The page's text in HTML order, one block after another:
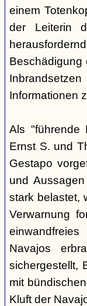
einem
der Leiterin
Beschädigung
Informationen
Als "führende
Ernst S. und
Gestapo
und
stark belastet,
Verwarnung
Navajos
sichergestellt,
mit
Kluft der